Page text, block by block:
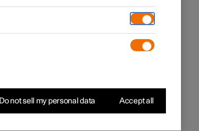
Do not sell my personal data Accept all